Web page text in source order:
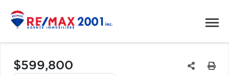
$599,800